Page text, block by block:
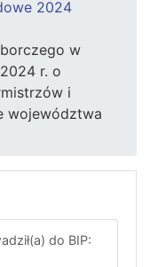
2024
w
r. o
i
województwa
do BIP: